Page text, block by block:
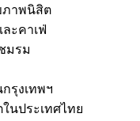
ภาพนิสิต
ะคาเฟ่
มรม
รุงเทพฯ
นประเทศไทย